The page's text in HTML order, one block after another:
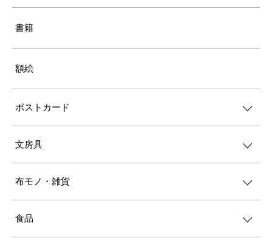
書籍
額絵
ポストカード
文房具
布モノ・雑貨
食品